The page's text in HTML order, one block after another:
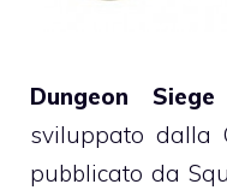
Dungeon
sviluppato dalla
pubblicato da